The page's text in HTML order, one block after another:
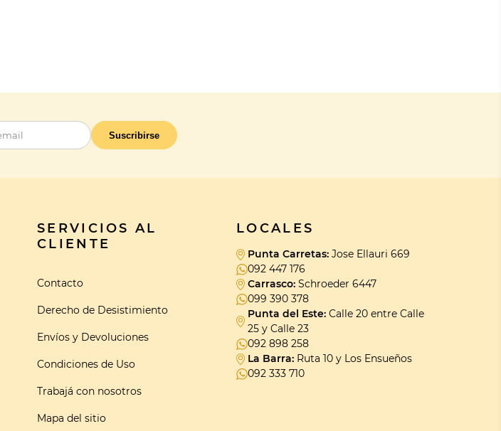
Suscribirse
SERVICIOS AL
CLIENTE
Contacto
Derecho de Desistimiento
Envíos y Devoluciones
Condiciones de Uso
Trabajá con nosotros
Mapa del sitio
LOCALES
Punta Carretas: Jose Ellauri 669
092 447 176
Carrasco: Schroeder 6447
099 390 378
Punta del Este: Calle 20 entre Calle
25 y Calle 23
092 898 258
La Barra: Ruta 10 y Los Ensueños
092 333 710